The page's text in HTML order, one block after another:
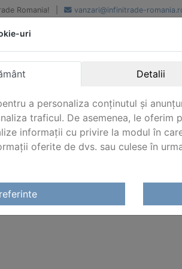
Romania! vanzari@infinitrade-
renume
National si international
DE SPALAT PROFESIONALE
uri
Detalii
a personaliza conținutul și
traficul. De asemenea, le oferim
informații cu privire la modul în
oferite de dvs. sau culese în